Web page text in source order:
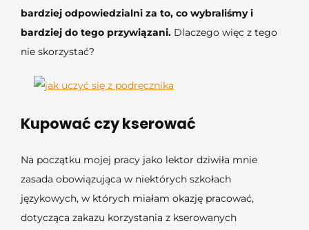
bardziej odpowiedzialni za to, co wybraliśmy i
bardziej do tego przywiązani. Dlaczego więc z tego
nie skorzystać?
Kupować czy kserować
Na początku mojej pracy jako lektor dziwiła mnie
zasada obowiązująca w niektórych szkołach
językowych, w których miałam okazję pracować,
dotycząca zakazu korzystania z kserowanych